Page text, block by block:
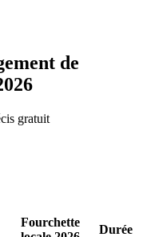
de
gratuit
Fourchette
Durée